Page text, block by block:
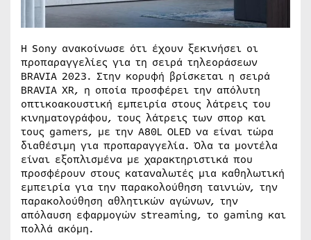
Η Sony ανακοίνωσε ότι έχουν ξεκινήσει οι
προπαραγγελίες για τη σειρά τηλεοράσεων
BRAVIA 2023. Στην κορυφή βρίσκεται η σειρά
BRAVIA XR, η οποία προσφέρει την απόλυτη
οπτικοακουστική εμπειρία στους λάτρεις του
κινηματογράφου, τους λάτρεις των σπορ και
τους gamers, με την A80L OLED να είναι τώρα
διαθέσιμη για προπαραγγελία. Όλα τα μοντέλα
είναι εξοπλισμένα με χαρακτηριστικά που
προσφέρουν στους καταναλωτές μια καθηλωτική
εμπειρία για την παρακολούθηση ταινιών, την
παρακολούθηση αθλητικών αγώνων, την
απόλαυση εφαρμογών streaming, το gaming και
πολλά ακόμη.